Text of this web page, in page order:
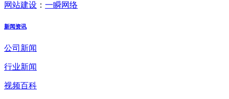
网站建设 ： 一瞬网络
新闻资讯
公司新闻
行业新闻
视频百科